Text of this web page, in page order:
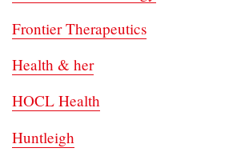
Frontier Therapeutics
Health & her
HOCL Health
Huntleigh